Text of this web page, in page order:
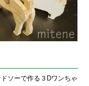
ソーで作る３Dワンちゃ